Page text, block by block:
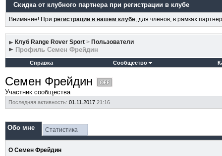
Скидка от клубного партнера при регистрации в клубе
Внимание! При регистрации в нашем клубе, для членов, в рамках
Клуб Range Rover Sport > Пользователи
Профиль Семен Фрейдин
Справка Сообщество
Семен Фрейдин
Участник сообщества
Последняя активность: 01.11.2017 21:16
Обо мне Статистика
О Семен Фрейдин